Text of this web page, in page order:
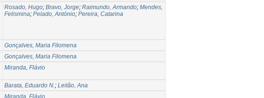
Rosado, Hugo; Bravo, Jorge; Raimundo, Armando; Mendes,
Felismina; Pelado, António; Pereira, Catarina
Gonçalves, Maria Filomena
Gonçalves, Maria Filomena
Miranda, Flávio
Barata, Eduardo N.; Leitão, Ana
Miranda, Flávio